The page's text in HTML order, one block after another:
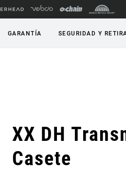
GARANTÍA SEGURIDAD Y
XX DH
Casete